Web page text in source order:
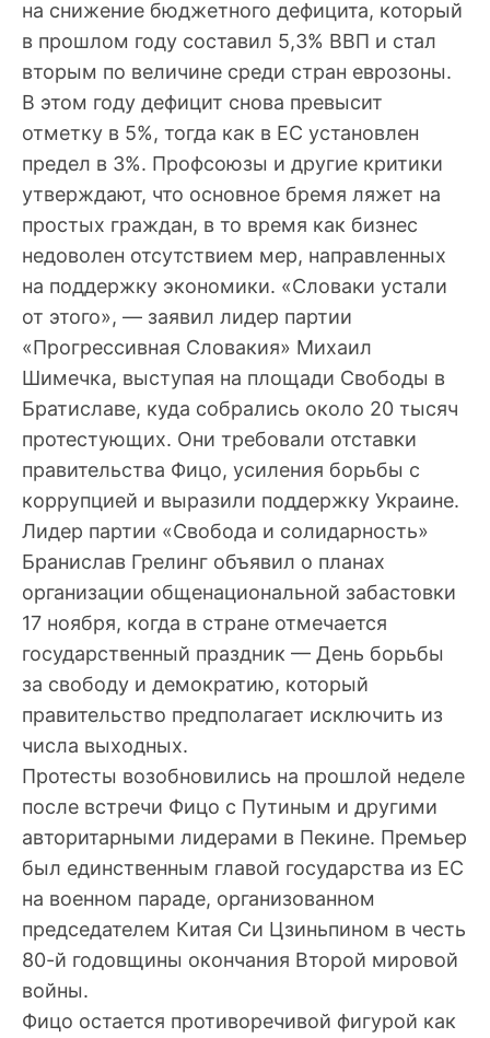
на снижение бюджетного дефицита, который
в прошлом году составил 5,3% ВВП и стал
вторым по величине среди стран еврозоны.
В этом году дефицит снова превысит
отметку в 5%, тогда как в ЕС установлен
предел в 3%. Профсоюзы и другие критики
утверждают, что основное бремя ляжет на
простых граждан, в то время как бизнес
недоволен отсутствием мер, направленных
на поддержку экономики. «Словаки устали
от этого», — заявил лидер партии
«Прогрессивная Словакия» Михаил
Шимечка, выступая на площади Свободы в
Братиславе, куда собрались около 20 тысяч
протестующих. Они требовали отставки
правительства Фицо, усиления борьбы с
коррупцией и выразили поддержку Украине.
Лидер партии «Свобода и солидарность»
Бранислав Грелинг объявил о планах
организации общенациональной забастовки
17 ноября, когда в стране отмечается
государственный праздник — День борьбы
за свободу и демократию, который
правительство предполагает исключить из
числа выходных.
Протесты возобновились на прошлой неделе
после встречи Фицо с Путиным и другими
авторитарными лидерами в Пекине. Премьер
был единственным главой государства из ЕС
на военном параде, организованном
председателем Китая Си Цзиньпином в честь
80-й годовщины окончания Второй мировой
войны.
Фицо остается противоречивой фигурой как